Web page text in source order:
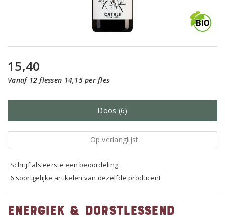
15,40
Vanaf 12 flessen 14,15 per fles
Doos (6)
Op verlanglijst
Schrijf als eerste een beoordeling
6 soortgelijke artikelen van dezelfde producent
Energiek & dorstlessend